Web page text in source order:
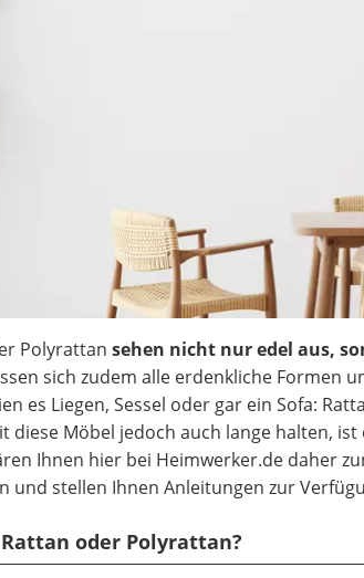
Polyrattansehen nicht nur edel aus,
sich zudem alle erdenkliche Formen
es Liegen, Sessel oder gar ein Sofa:
diese Möbel jedoch auch lange halten, ist
Ihnen hier bei Heimwerker.de daher
und stellen Ihnen Anleitungen zur
oder Polyrattan?